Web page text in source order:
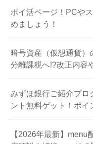
ポイ活ページ！PCや
めましょう！
暗号資産（仮想通貨
分離課税へ!?改正内容
みずほ銀行ご紹介プロ
ント無料ゲット！ポイ
【2026年最新】